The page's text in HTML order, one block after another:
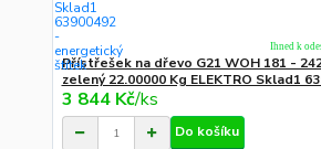
Přístřešek na dřevo G21 WOH 181 -
zelený 22.00000 Kg ELEKTRO Sklad1
3 844 Kč/ks
Ihned k
Do košíku